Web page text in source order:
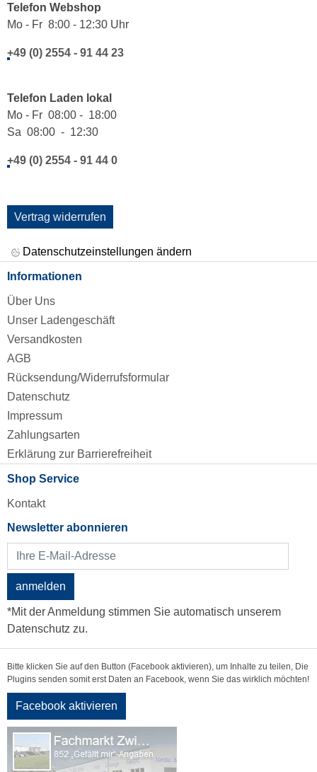
Telefon Webshop
Mo - Fr 8:00 - 12:30 Uhr
+49 (0) 2554 - 91 44 23
Telefon Laden lokal
Mo - Fr 08:00 - 18:00
Sa 08:00 - 12:30
+49 (0) 2554 - 91 44 0
Vertrag widerrufen
Datenschutzeinstellungen ändern
Informationen
Über Uns
Unser Ladengeschäft
Versandkosten
AGB
Rücksendung/Widerrufsformular
Datenschutz
Impressum
Zahlungsarten
Erklärung zur Barrierefreiheit
Shop Service
Kontakt
Newsletter abonnieren
anmelden
*Mit der Anmeldung stimmen Sie automatisch unserem
Datenschutz zu.
Bitte klicken Sie auf den Button (Facebook aktivieren), um Inhalte zu teilen, Die
Plugins senden somit erst Daten an Facebook, wenn Sie das wirklich möchten!
Facebook aktivieren